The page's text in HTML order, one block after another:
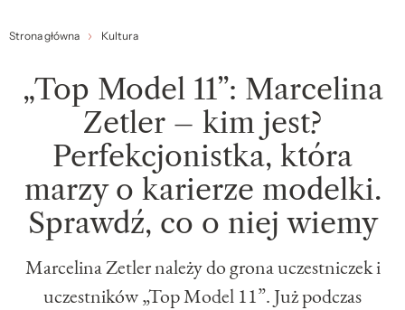
Strona główna Kultura
„Top Model 11”: Marcelina
Zetler – kim jest?
Perfekcjonistka, która
marzy o karierze modelki.
Sprawdź, co o niej wiemy
Marcelina Zetler należy do grona uczestniczek i
uczestników „Top Model 11”. Już podczas